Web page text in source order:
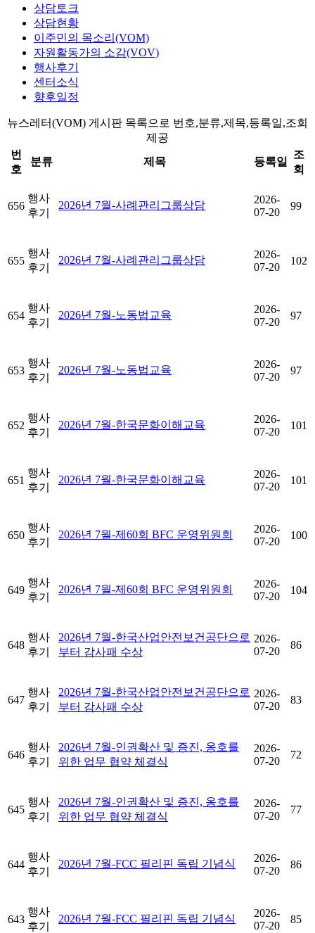
상담토크
상담현황
이주민의 목소리(VOM)
자원활동가의 소감(VOV)
행사후기
센터소식
향후일정
뉴스레터(VOM) 게시판 목록으로 번호,분류,제목,등록일,조회
제공
번
호
분류 제목 등록일
조
회
656
행사
후기
2026년 7월-사례관리그룹상담
2026-
07-20
99
655
행사
후기
2026년 7월-사례관리그룹상담
2026-
07-20
102
654
행사
후기
2026년 7월-노동법교육
2026-
07-20
97
653
행사
후기
2026년 7월-노동법교육
2026-
07-20
97
652
행사
후기
2026년 7월-한국문화이해교육
2026-
07-20
101
651
행사
후기
2026년 7월-한국문화이해교육
2026-
07-20
101
650
행사
후기
2026년 7월-제60회 BFC 운영위원회
2026-
07-20
100
649
행사
후기
2026년 7월-제60회 BFC 운영위원회
2026-
07-20
104
648
행사
후기
2026년 7월-한국산업안전보건공단으로
부터 감사패 수상
2026-
07-20
86
647
행사
후기
2026년 7월-한국산업안전보건공단으로
부터 감사패 수상
2026-
07-20
83
646
행사
후기
2026년 7월-인권확산 및 증진, 옹호를
위한 업무 협약 체결식
2026-
07-20
72
645
행사
후기
2026년 7월-인권확산 및 증진, 옹호를
위한 업무 협약 체결식
2026-
07-20
77
644
행사
후기
2026년 7월-FCC 필리핀 독립 기념식
2026-
07-20
86
643
행사
후기
2026년 7월-FCC 필리핀 독립 기념식
2026-
07-20
85